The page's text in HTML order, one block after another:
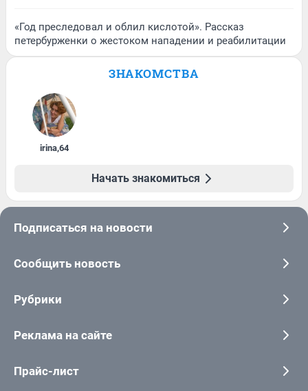
«Год преследовал и облил кислотой». Рассказ
петербурженки о жестоком нападении и реабилитации
ЗНАКОМСТВА
irina,64
Начать знакомиться
Подписаться на новости
Сообщить новость
Рубрики
Реклама на сайте
Прайс-лист